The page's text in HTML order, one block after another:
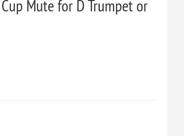
Mute for D Trumpet or